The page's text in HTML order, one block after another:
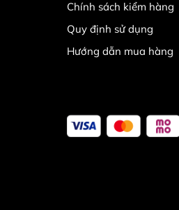
Chính sách kiểm hàng
Quy định sử dụng
Hướng dẫn mua hàng